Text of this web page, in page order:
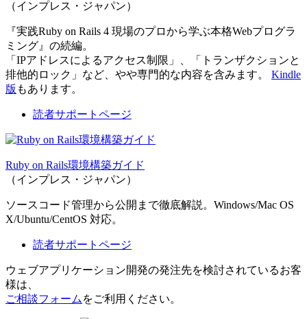
（インプレス・ジャパン）
『実践Ruby on Rails 4 現場のプロから学ぶ本格Webプログラ
ミング』の続編。
「IPアドレスによるアクセス制限」、「トランザクションと
排他的ロック」など、やや専門的な内容を含みます。 Kindle
版 もあります。
読者サポートページ
Ruby on Rails環境構築ガイド
（インプレス・ジャパン）
ソースコード管理から公開まで徹底解説。Windows/Mac OS
X/Ubuntu/CentOS 対応。
読者サポートページ
ウェブアプリケーション開発の発注先を検討されているお客
様は、
ご相談フォーム をご利用ください。